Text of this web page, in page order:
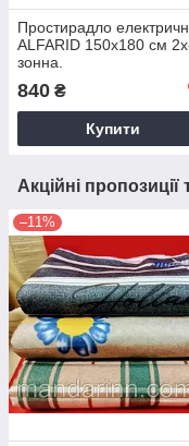
Простирадло
ALFARID 150х180 см
зонна.
двоспальне
840 ₴
Купити
Акційні
–11%